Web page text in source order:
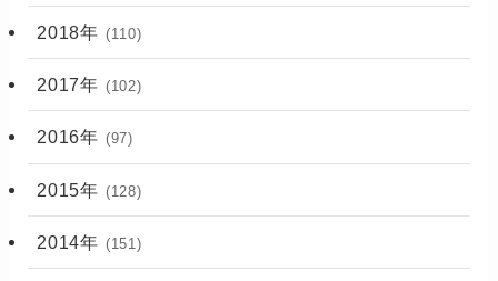
2018年 (110)
2017年 (102)
2016年 (97)
2015年 (128)
2014年 (151)